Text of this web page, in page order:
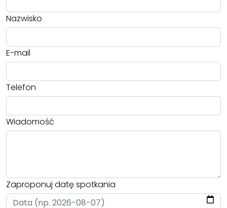
Nazwisko
E-mail
Telefon
Wiadomość
Zaproponuj datę spotkania